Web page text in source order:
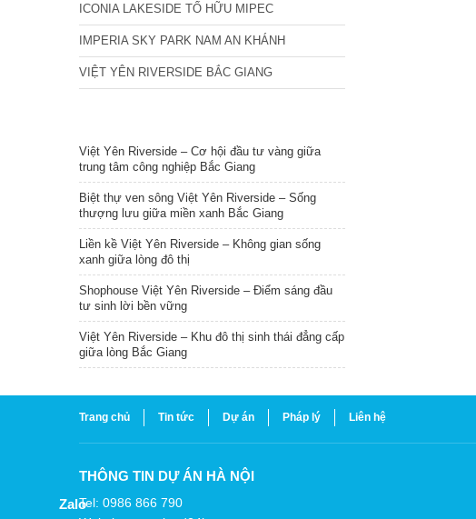
ICONIA LAKESIDE TỐ HỮU MIPEC
IMPERIA SKY PARK NAM AN KHÁNH
VIỆT YÊN RIVERSIDE BẮC GIANG
Việt Yên Riverside – Cơ hội đầu tư vàng giữa
trung tâm công nghiệp Bắc Giang
Biệt thự ven sông Việt Yên Riverside – Sống
thượng lưu giữa miền xanh Bắc Giang
Liền kề Việt Yên Riverside – Không gian sống
xanh giữa lòng đô thị
Shophouse Việt Yên Riverside – Điểm sáng đầu
tư sinh lời bền vững
Việt Yên Riverside – Khu đô thị sinh thái đẳng cấp
giữa lòng Bắc Giang
Trang chủ Tin tức Dự án Pháp lý Liên hệ
THÔNG TIN DỰ ÁN HÀ NỘI
Tel: 0986 866 790
Zalo